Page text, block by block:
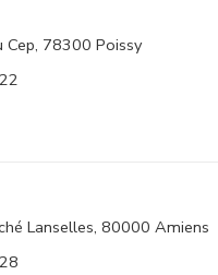
Cep, 78300 Poissy
Lanselles, 80000 Amiens